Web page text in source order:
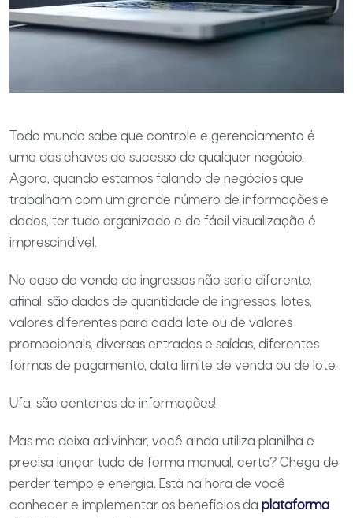
Todo mundo sabe que controle e gerenciamento é
uma das chaves do sucesso de qualquer negócio.
Agora, quando estamos falando de negócios que
trabalham com um grande número de informações e
dados, ter tudo organizado e de fácil visualização é
imprescindível.
No caso da venda de ingressos não seria diferente,
afinal, são dados de quantidade de ingressos, lotes,
valores diferentes para cada lote ou de valores
promocionais, diversas entradas e saídas, diferentes
formas de pagamento, data limite de venda ou de lote.
Ufa, são centenas de informações!
Mas me deixa adivinhar, você ainda utiliza planilha e
precisa lançar tudo de forma manual, certo? Chega de
perder tempo e energia. Está na hora de você
conhecer e implementar os benefícios da plataforma